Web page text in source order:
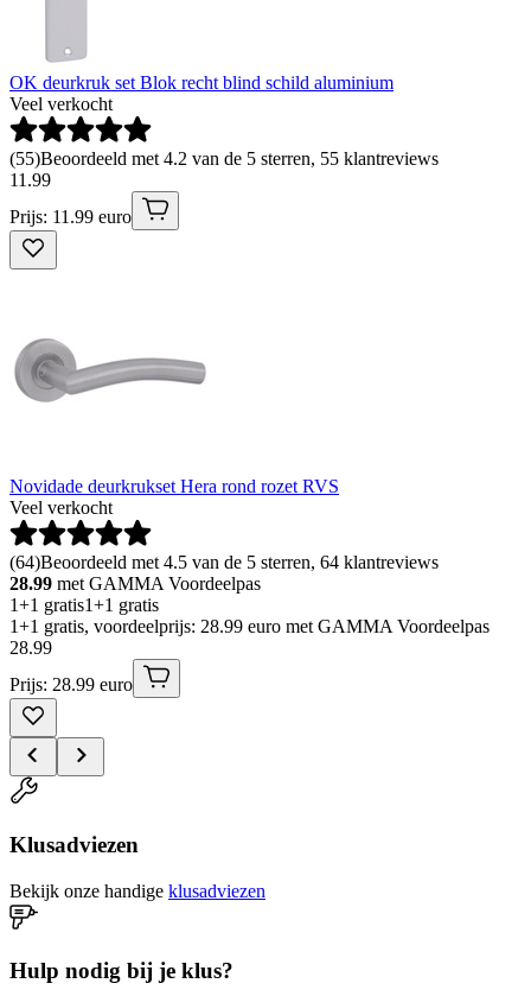
OK deurkruk set Blok recht blind schild aluminium
Veel verkocht
(55)Beoordeeld met 4.2 van de 5 sterren, 55 klantreviews
11.99
Prijs: 11.99 euro
Novidade deurkrukset Hera rond rozet RVS
Veel verkocht
(64)Beoordeeld met 4.5 van de 5 sterren, 64 klantreviews
28.99 met GAMMA Voordeelpas
1+1 gratis1+1 gratis
1+1 gratis, voordeelprijs: 28.99 euro met GAMMA Voordeelpas
28.99
Prijs: 28.99 euro
Klusadviezen
Bekijk onze handige klusadviezen
Hulp nodig bij je klus?